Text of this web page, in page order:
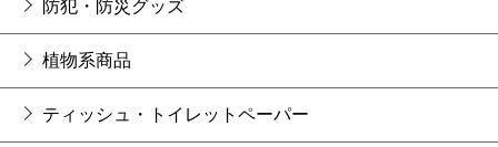
防犯・防災グッズ
植物系商品
ティッシュ・トイレットペーパー